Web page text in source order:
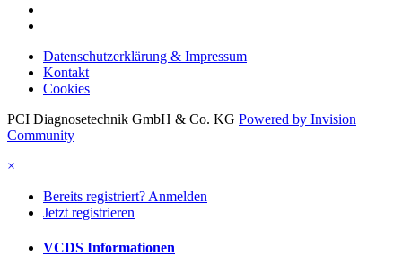
Datenschutzerklärung & Impressum
Kontakt
Cookies
PCI Diagnosetechnik GmbH & Co. KG Powered by Invision
Community
×
Bereits registriert? Anmelden
Jetzt registrieren
VCDS Informationen